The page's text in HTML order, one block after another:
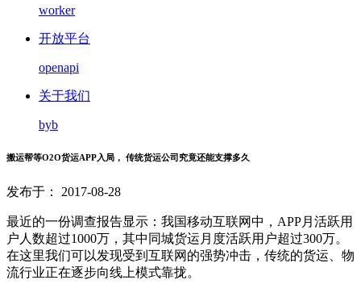
worker
开放平台
openapi
关于我们
byb
搬运帮等O2O货运APP入局， 传统货运公司究竟还能支撑多久
发布于： 2017-08-28
最近的一份调查报告显示：我国移动互联网中，APP月活跃用
户人数超过1000万，其中同城货运月度活跃用户超过300万。
在这里我们可以发现受到互联网的强势冲击，传统的货运、物
流行业正在逐步向线上模式靠拢。